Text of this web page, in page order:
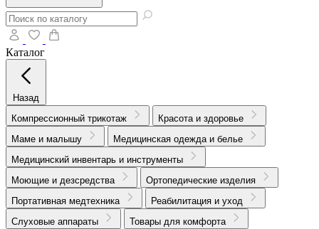
Каталог
Назад
Компрессионный трикотаж
Красота и здоровье
Маме и малышу
Медицинская одежда и белье
Медицинский инвентарь и инструменты
Моющие и дезсредства
Ортопедические изделия
Портативная медтехника
Реабилитация и уход
Слуховые аппараты
Товары для комфорта